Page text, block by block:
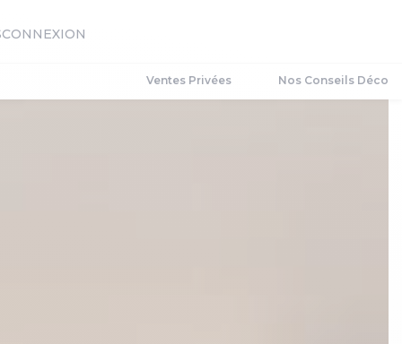
CONNEXION
Ventes Privées Nos Conseils Déco